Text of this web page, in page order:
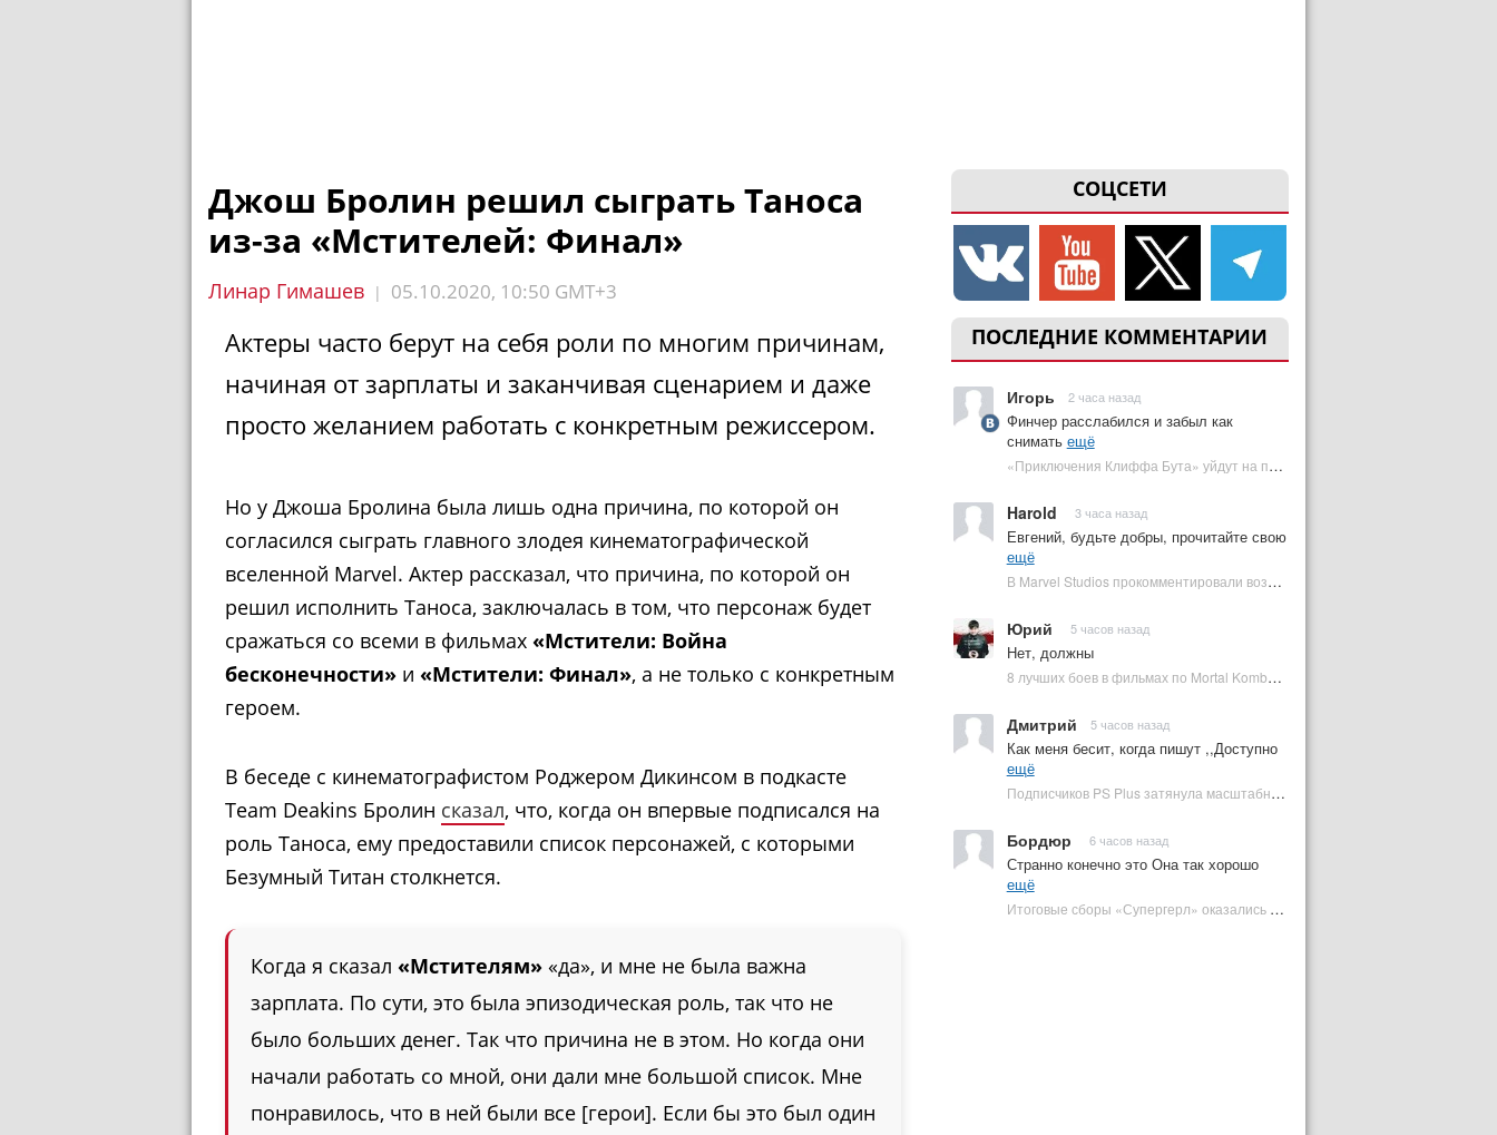
СОЦСЕТИ
ПОСЛЕДНИЕ КОММЕНТАРИИ
Игорь 2 часа назад
Финчер расслабился и забыл как
снимать ещё
«Приключения Клиффа Бута» уйдут на пересъемки — премьера под угрозой | Plugged In Ru
Harold 3 часа назад
Евгений, будьте добры, прочитайте свою
ещё
В Marvel Studios прокомментировали возвращение Канга на экраны | Plugged In Ru
Юрий 5 часов назад
Нет, должны
8 лучших боев в фильмах по Mortal Kombat: от «Смертельной битвы» до «Мортал Комбат 2» | Plugged In Ru
Дмитрий 5 часов назад
Как меня бесит, когда пишут ,,Доступно
ещё
Подписчиков PS Plus затянула масштабная RPG в духе Skyrim, которая доступна бесплатно | Plugged In Ru
Бордюр 6 часов назад
Странно конечно это Она так хорошо
ещё
Итоговые сборы «Супергерл» оказались худшими для DC за два десятилетия | Plugged In Ru
Джош Бролин решил сыграть Таноса
из-за «Мстителей: Финал»
Линар Гимашев | 05.10.2020, 10:50 GMT+3
Актеры часто берут на себя роли по многим причинам,
начиная от зарплаты и заканчивая сценарием и даже
просто желанием работать с конкретным режиссером.
Но у Джоша Бролина была лишь одна причина, по которой он
согласился сыграть главного злодея кинематографической
вселенной Marvel. Актер рассказал, что причина, по которой он
решил исполнить Таноса, заключалась в том, что персонаж будет
сражаться со всеми в фильмах «Мстители: Война
бесконечности» и «Мстители: Финал», а не только с конкретным
героем.
В беседе с кинематографистом Роджером Дикинсом в подкасте
Team Deakins Бролин сказал, что, когда он впервые подписался на
роль Таноса, ему предоставили список персонажей, с которыми
Безумный Титан столкнется.
Когда я сказал «Мстителям» «да», и мне не была важна
зарплата. По сути, это была эпизодическая роль, так что не
было больших денег. Так что причина не в этом. Но когда они
начали работать со мной, они дали мне большой список. Мне
понравилось, что в ней были все [герои]. Если бы это был один